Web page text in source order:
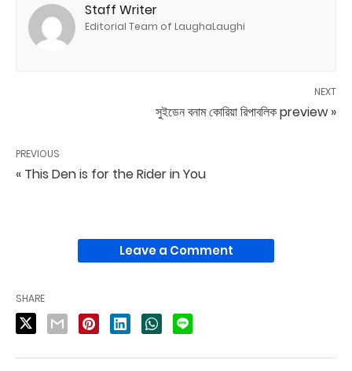
Staff Writer
Editorial Team of LaughaLaughi
NEXT
সুইডেন বনাম কোরিয়া রিপাবলিক preview »
PREVIOUS
« This Den is for the Rider in You
Leave a Comment
SHARE